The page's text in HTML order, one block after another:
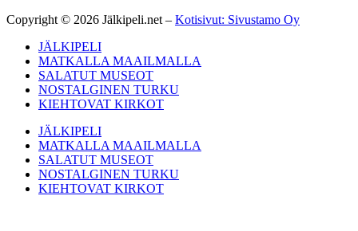
Copyright © 2026 Jälkipeli.net – Kotisivut: Sivustamo Oy
JÄLKIPELI
MATKALLA MAAILMALLA
SALATUT MUSEOT
NOSTALGINEN TURKU
KIEHTOVAT KIRKOT
JÄLKIPELI
MATKALLA MAAILMALLA
SALATUT MUSEOT
NOSTALGINEN TURKU
KIEHTOVAT KIRKOT